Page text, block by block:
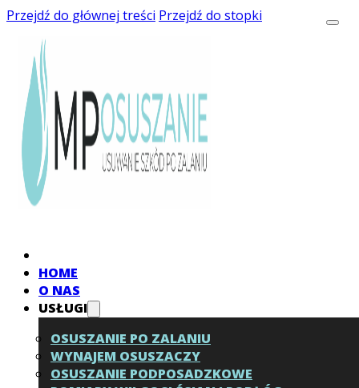
Przejdź do głównej treści Przejdź do stopki
HOME
O NAS
USŁUGI
OSUSZANIE PO ZALANIU
WYNAJEM OSUSZACZY
OSUSZANIE PODPOSADZKOWE